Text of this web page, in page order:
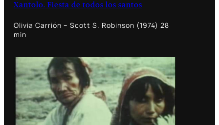
Xantolo. Fiesta de todos los santos
Olivia Carrión – Scott S. Robinson (1974) 28
min